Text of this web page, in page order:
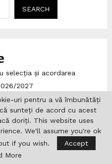
SEARCH
selecția și acordarea
2027
Grigorie Teologul” din
de fonduri
pentru
uri pentru a vă îmbunătăți
sunteți de acord cu acest
doriți. This website uses
We'll assume you're ok
if you wish.
Accept
More